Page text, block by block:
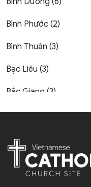
Bình Phước (2)
Bình Thuận (3)
Bạc Liêu (3)
Bắc Giang (3)
Bắc Kạn (1)
Bắc Ninh (4)
Bến Tre (4)